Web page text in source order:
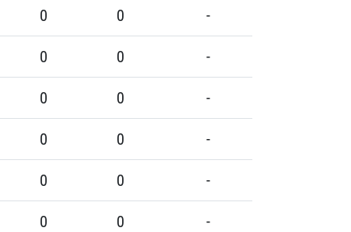
0 0 -
0 0 -
0 0 -
0 0 -
0 0 -
0 0 -